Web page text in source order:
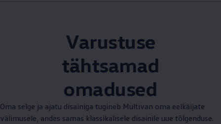
Varustuse
tähtsamad
omadused
Oma selge ja ajatu disainiga tugineb Multivan oma eelkäijate
välimusele, andes samas klassikalisele disainile uue tõlgenduse.